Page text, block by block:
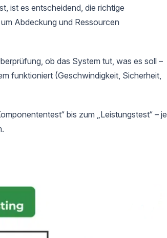
ist es entscheidend, die richtige
Abdeckung und Ressourcen
ob das System tut, was es soll –
funktioniert (Geschwindigkeit, Sicherheit,
bis zum „Leistungstest“ – je